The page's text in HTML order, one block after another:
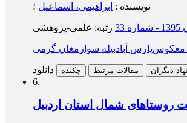
نویسنده : ابراهیمی، اسماعیل ؛
معکوسپارس آبادبیله سوار مغان گرمی
دانلود چکیده مقالات مرتبط دیگران
6.
روستاهای شمال استان اردبیل